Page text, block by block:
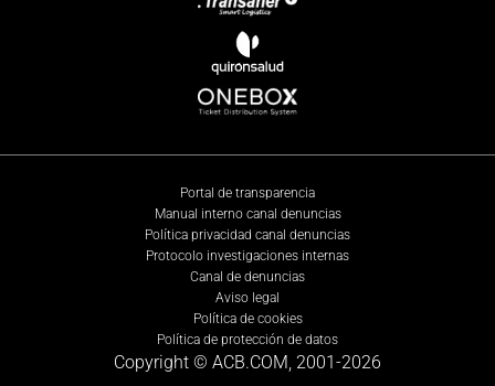
Portal de transparencia
Manual interno canal denuncias
Política privacidad canal denuncias
Protocolo investigaciones internas
Canal de denuncias
Aviso legal
Política de cookies
Política de protección de datos
Copyright © ACB.COM, 2001-2026